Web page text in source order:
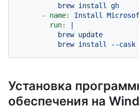
-
name: Install
run:
Установка
обеспечения на